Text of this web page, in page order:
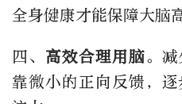
全身健康才能保障大脑
四、 高效合理用脑。
靠微小的正向反馈，